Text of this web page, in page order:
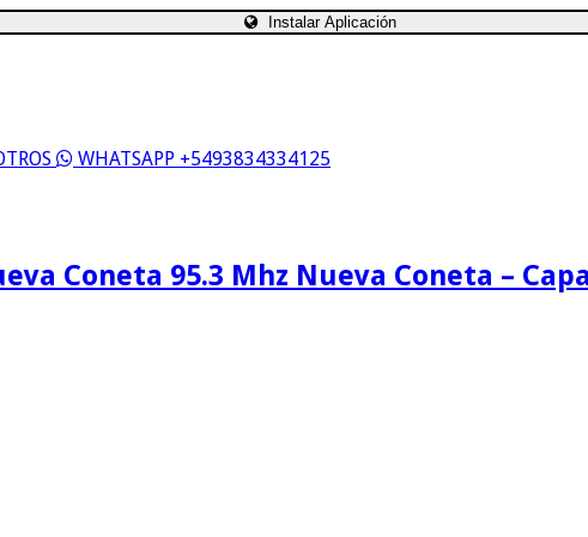
Instalar Aplicación
WHATSAPP +5493834334125
Coneta 95.3 Mhz Nueva Coneta –